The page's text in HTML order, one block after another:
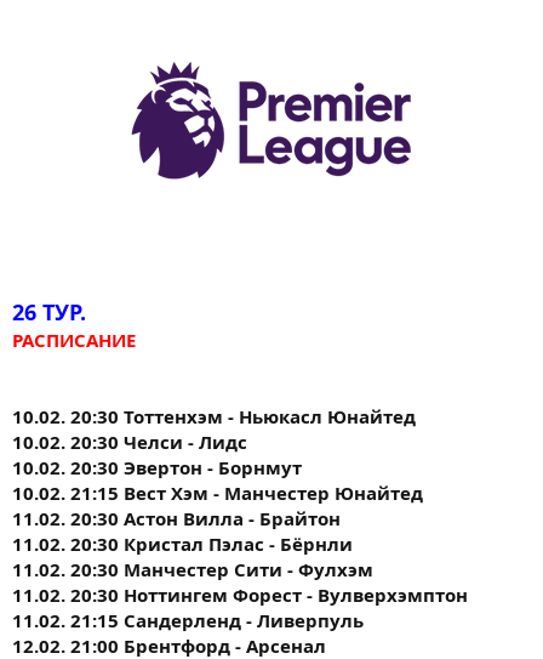
26 ТУР.
РАСПИСАНИЕ
10.02. 20:30 Тоттенхэм - Ньюкасл Юнайтед
10.02. 20:30 Челси - Лидс
10.02. 20:30 Эвертон - Борнмут
10.02. 21:15 Вест Хэм - Манчестер Юнайтед
11.02. 20:30 Астон Вилла - Брайтон
11.02. 20:30 Кристал Пэлас - Бёрнли
11.02. 20:30 Манчестер Сити - Фулхэм
11.02. 20:30 Ноттингем Форест - Вулверхэмптон
11.02. 21:15 Сандерленд - Ливерпуль
12.02. 21:00 Брентфорд - Арсенал